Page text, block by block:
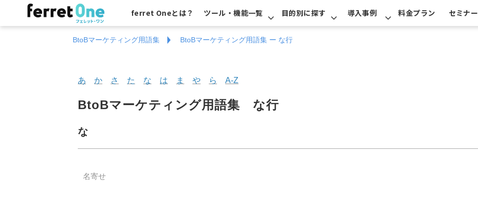
ferret Oneとは？ ツール・機能一覧 目的別に探す 導入事例 料金プラン セミナー
BtoBマーケティング用語集 BtoBマーケティング用語集 ー な行
あ か さ た な は ま や ら A-Z
BtoBマーケティング用語集　な行
な
名寄せ